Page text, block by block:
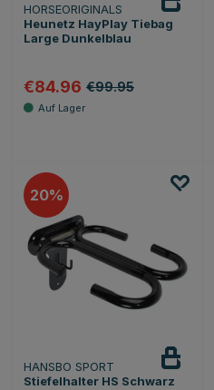
HORSEORIGINALS
Heunetz HayPlay Tiebag
Large Dunkelblau
€84.96 €99.95
20
HANSBO SPORT
Stiefelhalter HS Schwarz